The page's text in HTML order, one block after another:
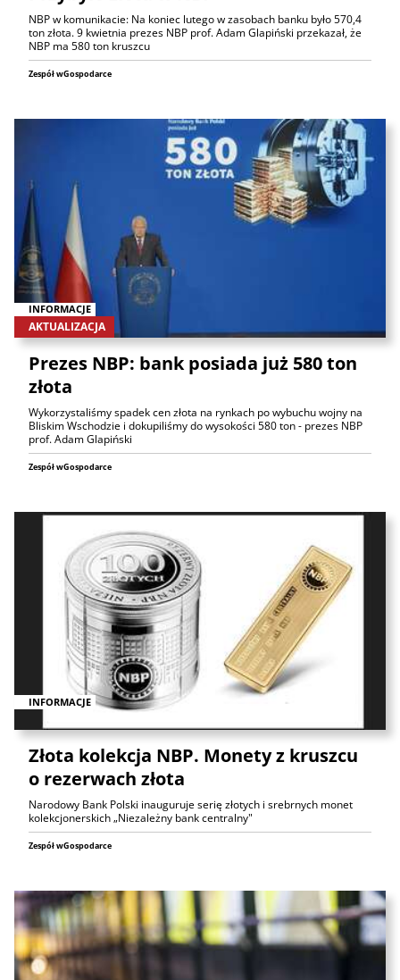
NBP w komunikacie: Na koniec lutego w zasobach banku było 570,4
ton złota. 9 kwietnia prezes NBP prof. Adam Glapiński przekazał, że
NBP ma 580 ton kruszcu
Zespół wGospodarce
INFORMACJE
AKTUALIZACJA
Prezes NBP: bank posiada już 580 ton
złota
Wykorzystaliśmy spadek cen złota na rynkach po wybuchu wojny na
Bliskim Wschodzie i dokupiliśmy do wysokości 580 ton - prezes NBP
prof. Adam Glapiński
Zespół wGospodarce
INFORMACJE
Złota kolekcja NBP. Monety z kruszcu
o rezerwach złota
Narodowy Bank Polski inauguruje serię złotych i srebrnych monet
kolekcjonerskich „Niezależny bank centralny"
Zespół wGospodarce